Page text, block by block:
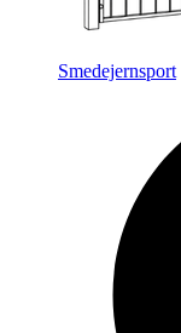
Smedejernsport